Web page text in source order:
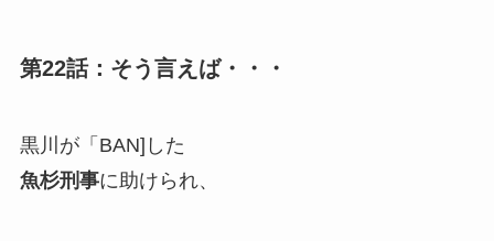
第22話：そう言えば・・・
黒川が「BAN]した
魚杉刑事に助けられ、